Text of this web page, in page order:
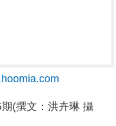
(撰文：洪卉琳 攝